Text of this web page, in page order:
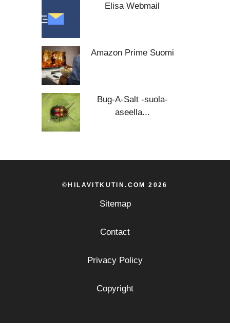
Elisa Webmail
Amazon Prime Suomi
Bug-A-Salt -suola-
aseella...
©HILAVITKUTIN.COM 2026
Sitemap
Contact
Privacy Policy
Copyright